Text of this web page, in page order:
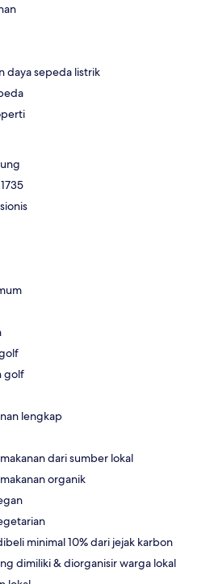
daya sepeda listrik
golf
lengkap
dari sumber lokal
organik
minimal 10% dari jejak karbon
dimiliki & diorganisir warga lokal